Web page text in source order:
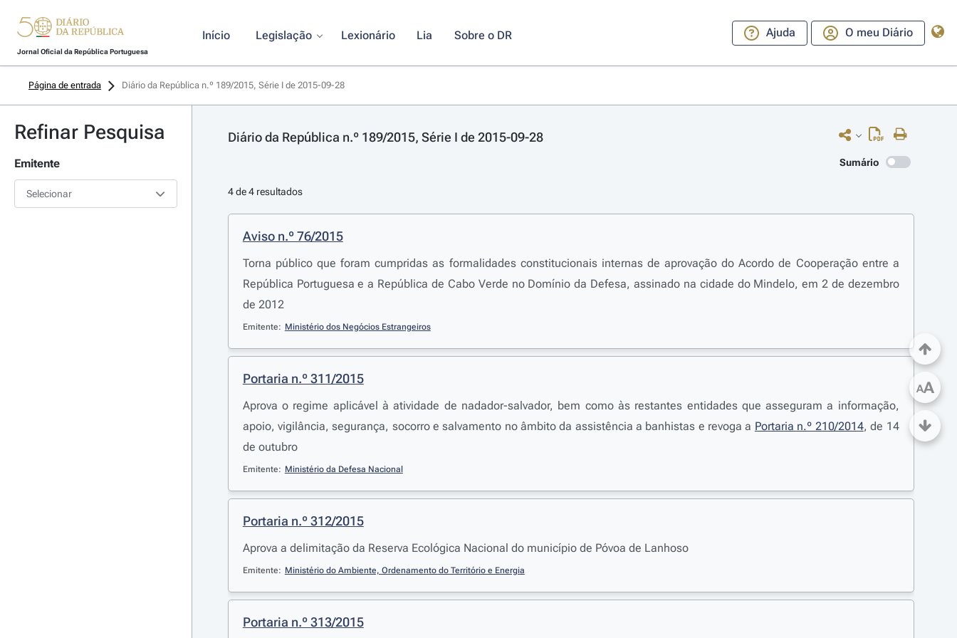
Jornal Oficial da República Portuguesa
Início Legislação Lexionário Lia Sobre o DR Ajuda O meu Diário
Página de entrada Diário da República n.º 189/2015, Série I de 2015-09-28
Refinar Pesquisa
Emitente
Selecionar
Diário da República n.º 189/2015, Série I de 2015-09-28
Sumário
4 de 4 resultados
Aviso n.º 76/2015
Torna público que foram cumpridas as formalidades constitucionais internas de aprovação do Acordo de Cooperação entre a
República Portuguesa e a República de Cabo Verde no Domínio da Defesa, assinado na cidade do Mindelo, em 2 de dezembro
de 2012
Emitente: Ministério dos Negócios Estrangeiros
Portaria n.º 311/2015
Aprova o regime aplicável à atividade de nadador-salvador, bem como às restantes entidades que asseguram a informação,
apoio, vigilância, segurança, socorro e salvamento no âmbito da assistência a banhistas e revoga a Portaria n.º 210/2014, de 14
de outubro
Emitente: Ministério da Defesa Nacional
Portaria n.º 312/2015
Aprova a delimitação da Reserva Ecológica Nacional do município de Póvoa de Lanhoso
Emitente: Ministério do Ambiente, Ordenamento do Território e Energia
Portaria n.º 313/2015
AA